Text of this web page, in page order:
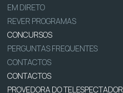
EM DIRETO
REVER PROGRAMAS
CONCURSOS
PERGUNTAS FREQUENTES
CONTACTOS
CONTACTOS
PROVEDORA DO TELESPECTADOR